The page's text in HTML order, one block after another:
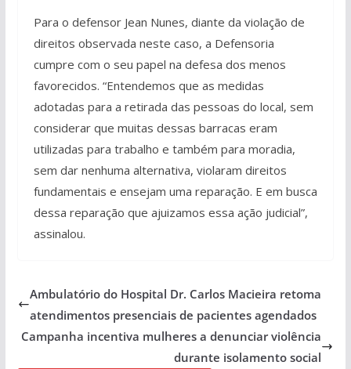
Para o defensor Jean Nunes, diante da violação de
direitos observada neste caso, a Defensoria
cumpre com o seu papel na defesa dos menos
favorecidos. “Entendemos que as medidas
adotadas para a retirada das pessoas do local, sem
considerar que muitas dessas barracas eram
utilizadas para trabalho e também para moradia,
sem dar nenhuma alternativa, violaram direitos
fundamentais e ensejam uma reparação. E em busca
dessa reparação que ajuizamos essa ação judicial”,
assinalou.
Ambulatório do Hospital Dr. Carlos Macieira retoma
atendimentos presenciais de pacientes agendados
Campanha incentiva mulheres a denunciar violência
durante isolamento social